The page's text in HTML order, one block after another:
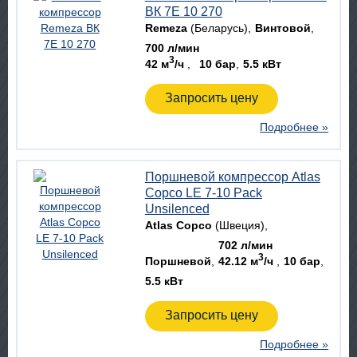
ВК 7E 10 270
Remeza(Беларусь)
Винтовой
700 л/мин
42 м3/ч 10 бар 5.5 кВт
Запросить цену
Подробнее »
Поршневой компрессор Atlas
Copco LE 7-10 Pack
Unsilenced
Atlas Copco (Швеция)
Поршневой
702 л/мин
42.12 м3/ч
10 бар
5.5 кВт
Запросить цену
Подробнее »